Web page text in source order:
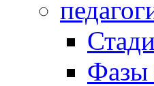
Фазы